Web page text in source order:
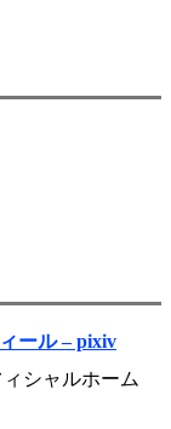
ール – pixiv
シャルホーム